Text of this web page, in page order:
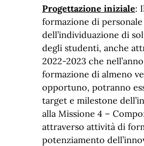
Progettazione iniziale:
formazione di
dell’individuazione di
degli studenti, anche
2022-2023 che
formazione di almeno
opportuno, potranno
target e milestone
alla Missione 4 –
attraverso attività di
potenziamento